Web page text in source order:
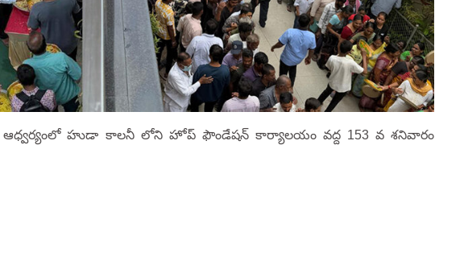
హుడా కాలనీ లోని హోప్ ఫౌండేషన్ కార్యాలయం వద్ద 153 వ శనివారం